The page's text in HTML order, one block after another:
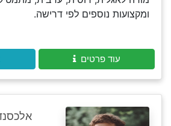
ומקצועות נוספים לפי דרישה.
עוד פרטים